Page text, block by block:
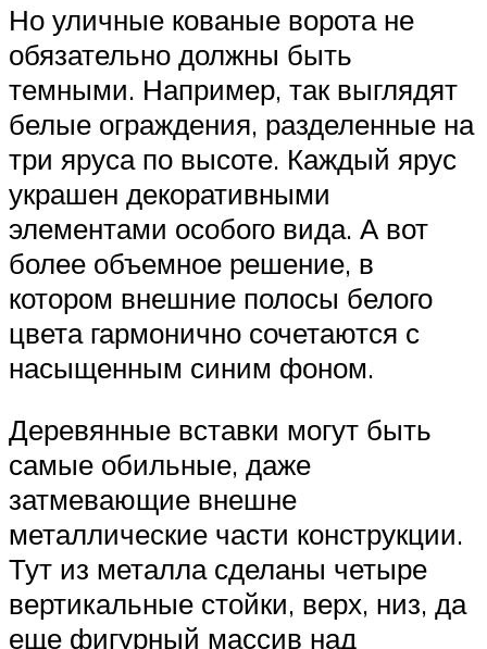
Но уличные кованые ворота не
обязательно должны быть
темными. Например, так выглядят
белые ограждения, разделенные на
три яруса по высоте. Каждый ярус
украшен декоративными
элементами особого вида. А вот
более объемное решение, в
котором внешние полосы белого
цвета гармонично сочетаются с
насыщенным синим фоном.
Деревянные вставки могут быть
самые обильные, даже
затмевающие внешне
металлические части конструкции.
Тут из металла сделаны четыре
вертикальные стойки, верх, низ, да
еще фигурный массив над